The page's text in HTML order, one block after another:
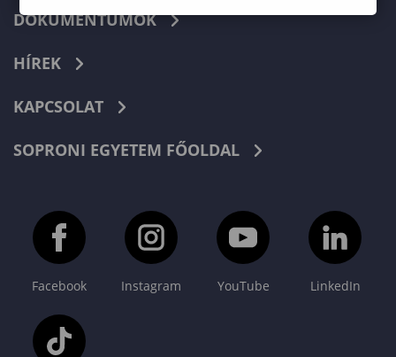
DOKUMENTUMOK
HÍREK
KAPCSOLAT
SOPRONI EGYETEM FŐOLDAL
Facebook Instagram YouTube LinkedIn